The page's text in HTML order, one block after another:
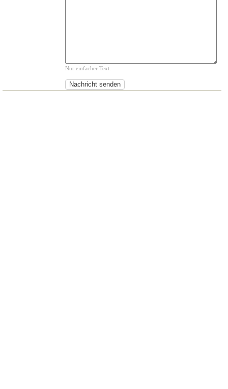
Nur einfacher Text.